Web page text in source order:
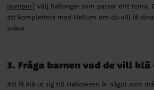
pumpor? Välj ballonger som passar ditt tema.
att komplettera med Helium om du vill få
sväva.
3. Fråga barnen vad de vill
Att få klä ut sig till Halloween är något som